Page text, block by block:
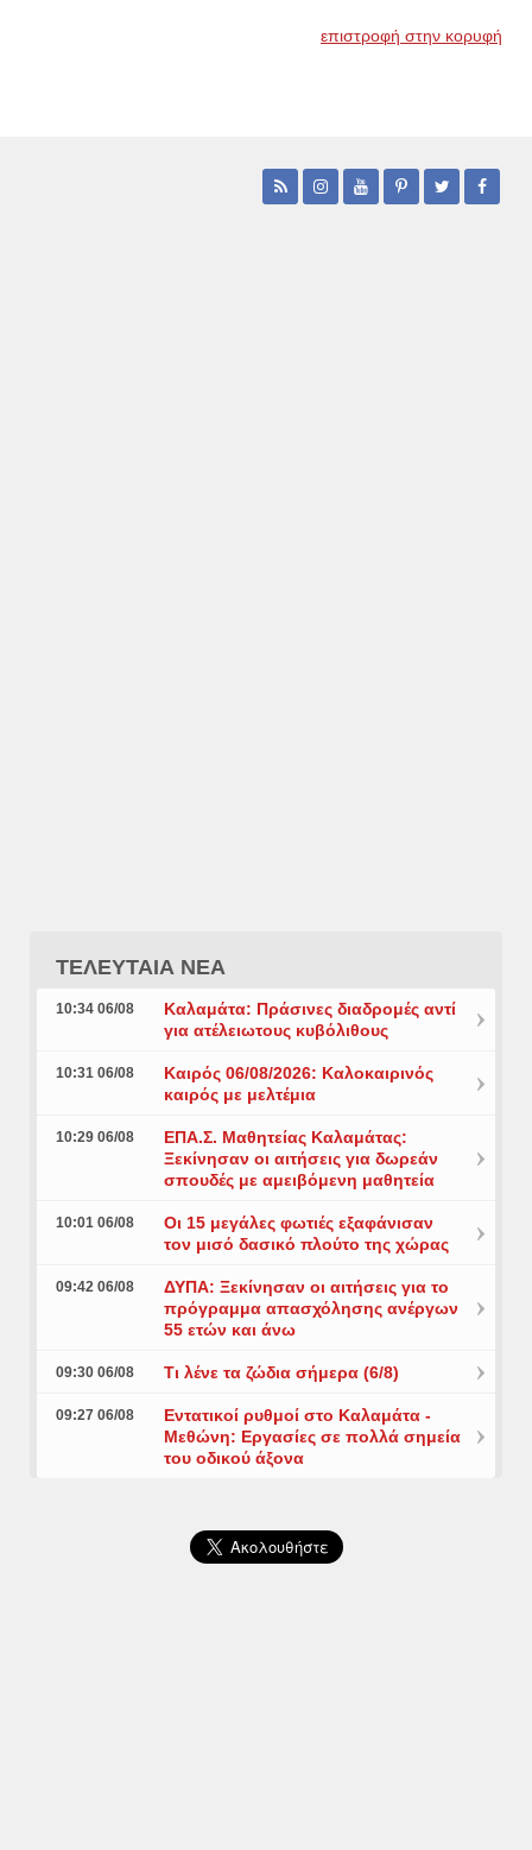
επιστροφή στην κορυφή
ΤΕΛΕΥΤΑΙΑ ΝΕΑ
10:34 06/08
Καλαμάτα: Πράσινες διαδρομές αντί
για ατέλειωτους κυβόλιθους
10:31 06/08
Καιρός 06/08/2026: Καλοκαιρινός
καιρός με μελτέμια
10:29 06/08
ΕΠΑ.Σ. Μαθητείας Καλαμάτας:
Ξεκίνησαν οι αιτήσεις για δωρεάν
σπουδές με αμειβόμενη μαθητεία
10:01 06/08
Οι 15 μεγάλες φωτιές εξαφάνισαν
τον μισό δασικό πλούτο της χώρας
09:42 06/08
ΔΥΠΑ: Ξεκίνησαν οι αιτήσεις για το
πρόγραμμα απασχόλησης ανέργων
55 ετών και άνω
09:30 06/08 Τι λένε τα ζώδια σήμερα (6/8)
09:27 06/08
Εντατικοί ρυθμοί στο Καλαμάτα -
Μεθώνη: Εργασίες σε πολλά σημεία
του οδικού άξονα